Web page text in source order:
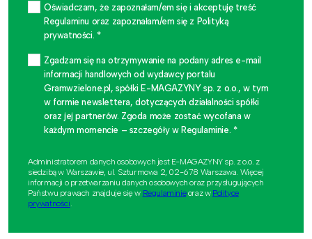
Oświadczam, że zapoznałam/em się i akceptuję treść
Regulaminu oraz zapoznałam/em się z Polityką
prywatności. *
Zgadzam się na otrzymywanie na podany adres e-mail
informacji handlowych od wydawcy portalu
Gramwzielone.pl, spółki E-MAGAZYNY sp. z o.o., w tym
w formie newslettera, dotyczących działalności spółki
oraz jej partnerów. Zgoda może zostać wycofana w
każdym momencie – szczegóły w Regulaminie. *
Administratorem danych osobowych jest E-MAGAZYNY sp. z o.o. z
siedzibą w Warszawie, ul. Szturmowa 2, 02-678 Warszawa. Więcej
informacji o przetwarzaniu danych osobowych oraz przysługujących
Państwu prawach znajduje się w Regulaminieoraz w Polityce
prywatności.